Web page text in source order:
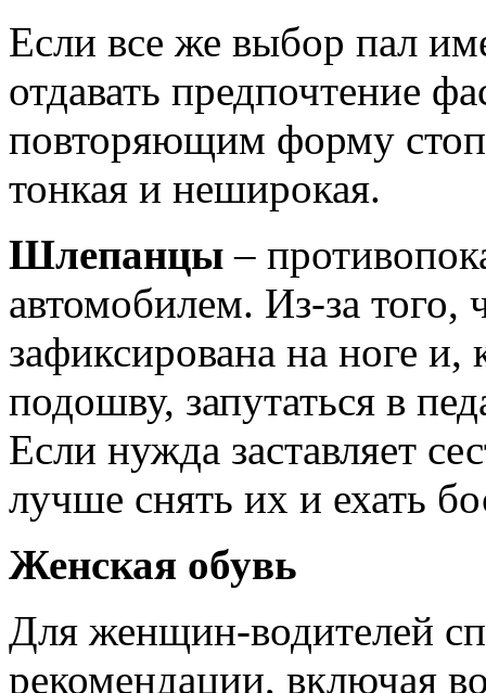
Если все же выбор пал
отдавать предпочтение
повторяющим форму
тонкая и неширокая.
Шлепанцы –
автомобилем. Из-за того,
зафиксирована на ноге
подошву, запутаться в
Если нужда заставляет
лучше снять их и ехать
Женская обувь
Для женщин-водителей
рекомендации, включая